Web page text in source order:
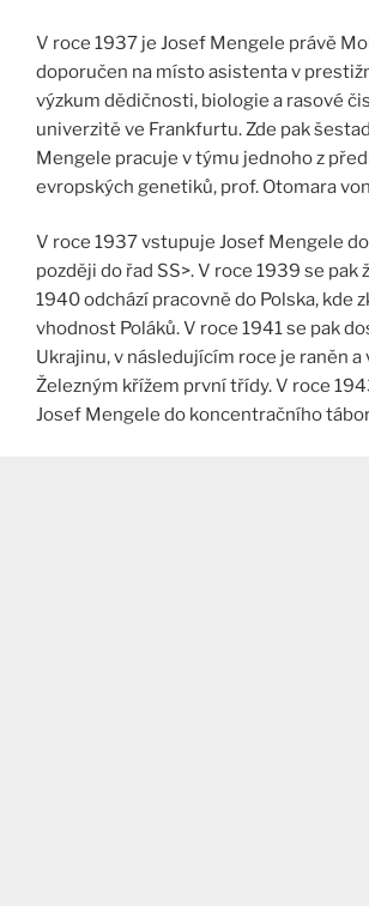
V roce 1937 je Josef Mengele právě
doporučen na místo asistenta v
výzkum dědičnosti, biologie a rasové
univerzitě ve Frankfurtu. Zde pak
Mengele pracuje v týmu jednoho z
evropských genetiků, prof. Otomara
V roce 1937 vstupuje Josef Mengele do
později do řad SS>. V roce 1939 se pak
1940 odchází pracovně do Polska, kde
vhodnost Poláků. V roce 1941 se pak
Ukrajinu, v následujícím roce je raněn a
Železným křížem první třídy. V roce
Josef Mengele do koncentračního